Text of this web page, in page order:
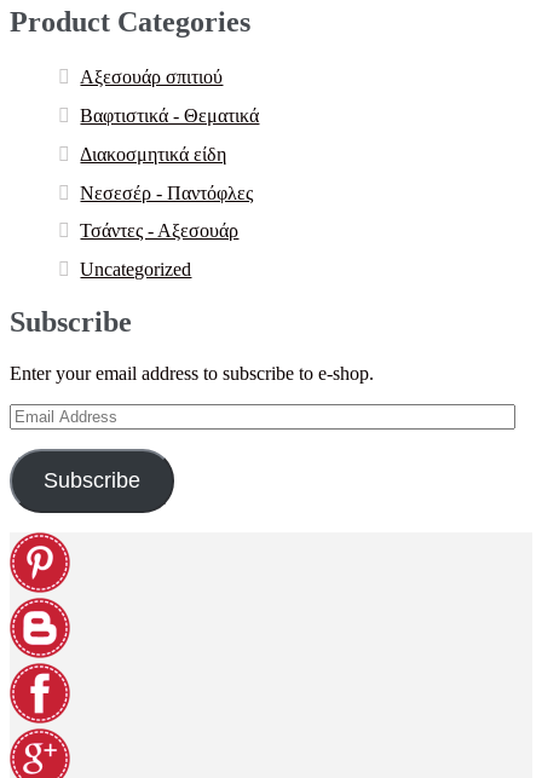
Product Categories
Αξεσουάρ σπιτιού
Βαφτιστικά - Θεματικά
Διακοσμητικά είδη
Νεσεσέρ - Παντόφλες
Τσάντες - Αξεσουάρ
Uncategorized
Subscribe
Enter your email address to subscribe to e-shop.
Email
Address
Subscribe